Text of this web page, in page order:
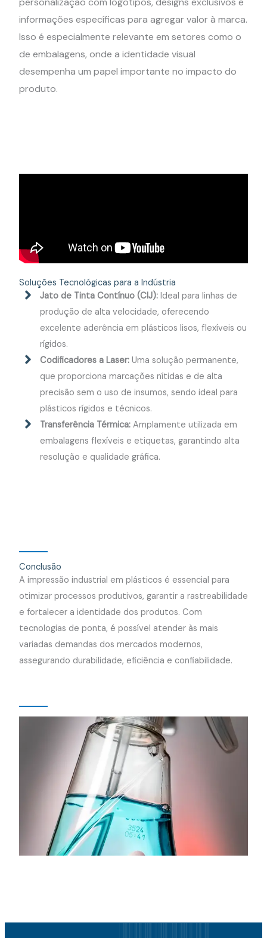
informações específicas para agregar valor à marca.
Isso é especialmente relevante em setores como o
de embalagens, onde a identidade visual
desempenha um papel importante no impacto do
produto.
Soluções Tecnológicas para a Indústria
Jato de Tinta Contínuo (CIJ):Ideal para linhas de
produção de alta velocidade, oferecendo
excelente aderência em plásticos lisos, flexíveis ou
rígidos.
Codificadores a Laser:Uma solução permanente,
que proporciona marcações nítidas e de alta
precisão sem o uso de insumos, sendo ideal para
plásticos rígidos e técnicos.
Transferência Térmica:Amplamente utilizada em
embalagens flexíveis e etiquetas, garantindo alta
resolução e qualidade gráfica.
Conclusão
A impressão industrial em plásticos é essencial para
otimizar processos produtivos, garantir a rastreabilidade
e fortalecer a identidade dos produtos. Com
tecnologias de ponta, é possível atender às mais
variadas demandas dos mercados modernos,
assegurando durabilidade, eficiência e confiabilidade.